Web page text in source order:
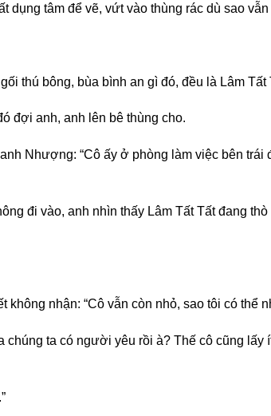
tâm để vẽ, vứt vào thùng rác dù sao
thú bông, bùa bình an gì đó, đều là Lâm Tất
đợi anh, anh lên bê thùng cho.
Nhượng: “Cô ấy ở phòng làm việc bên trái
đi vào, anh nhìn thấy Lâm Tất Tất đang
nhận: “Cô vẫn còn nhỏ, sao tôi có thể
ta có người yêu rồi à? Thế cô cũng lấy